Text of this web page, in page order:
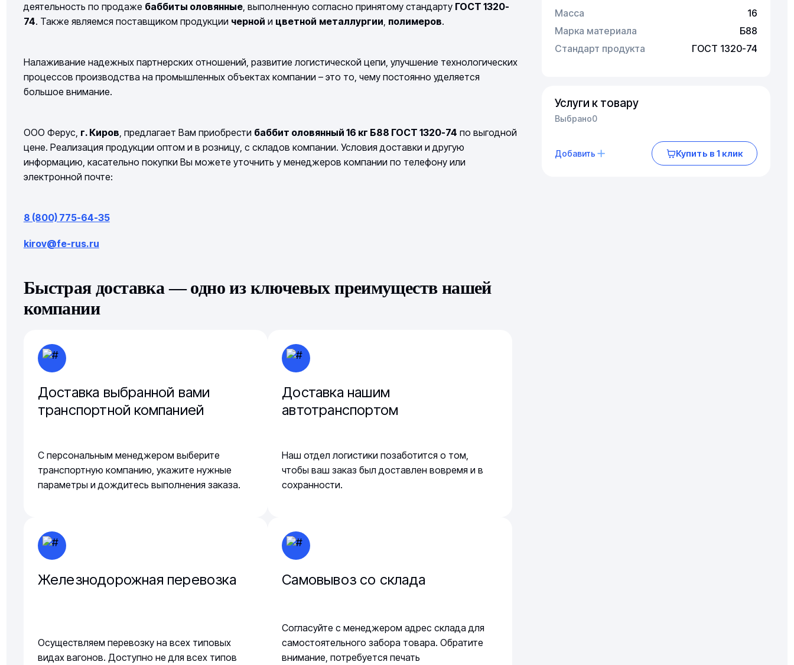
деятельность по продаже баббиты оловянные, выполненную согласно принятому стандарту ГОСТ 1320-
74. Также являемся поставщиком продукции черной и цветной металлургии, полимеров.
Налаживание надежных партнерских отношений, развитие логистической цепи, улучшение технологических
процессов производства на промышленных объектах компании – это то, чему постоянно уделяется
большое внимание.
ООО Ферус, г. Киров , предлагает Вам приобрести баббит оловянный 16 кг Б88 ГОСТ 1320-74 по выгодной
цене. Реализация продукции оптом и в розницу, с складов компании. Условия доставки и другую
информацию, касательно покупки Вы можете уточнить у менеджеров компании по телефону или
электронной почте:
8 (800) 775-64-35
kirov@fe-rus.ru
Быстрая доставка — одно из ключевых преимуществ нашей
компании
Доставка выбранной вами
транспортной компанией
С персональным менеджером выберите
транспортную компанию, укажите нужные
параметры и дождитесь выполнения заказа.
Доставка нашим
автотранспортом
Наш отдел логистики позаботится о том,
чтобы ваш заказ был доставлен вовремя и в
сохранности.
Железнодорожная перевозка
Осуществляем перевозку на всех типовых
видах вагонов. Доступно не для всех типов
Самовывоз со склада
Согласуйте с менеджером адрес склада для
самостоятельного забора товара. Обратите
внимание, потребуется печать
Масса
16
Марка материала
Б88
Стандарт продукта
ГОСТ 1320-74
Услуги к товару
Выбрано0
Добавить Купить в 1 клик